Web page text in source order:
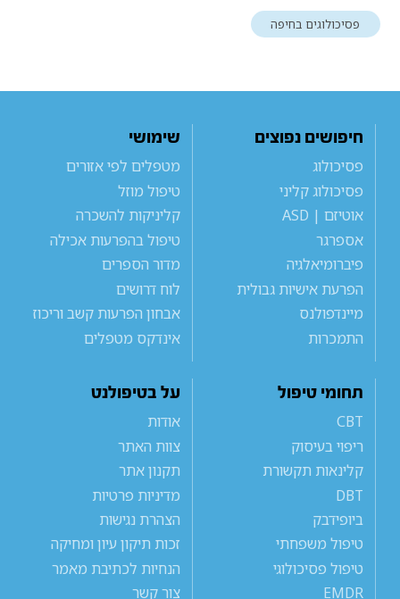
פסיכולוגים בחיפה
חיפושים נפוצים
פסיכולוג
פסיכולוג קליני
אוטיזם | ASD
אספרגר
פיברומיאלגיה
הפרעת אישיות גבולית
מיינדפולנס
התמכרות
שימושי
מטפלים לפי אזורים
טיפול מוזל
קליניקות להשכרה
טיפול בהפרעות אכילה
מדור הספרים
לוח דרושים
אבחון הפרעות קשב וריכוז
אינדקס מטפלים
תחומי טיפול
CBT
ריפוי בעיסוק
קלינאות תקשורת
DBT
ביופידבק
טיפול משפחתי
טיפול פסיכולוגי
EMDR
על בטיפולנט
אודות
צוות האתר
תקנון אתר
מדיניות פרטיות
הצהרת נגישות
זכות תיקון עיון ומחיקה
הנחיות לכתיבת מאמר
צור קשר